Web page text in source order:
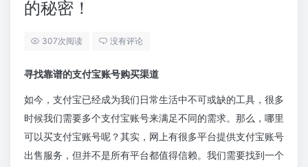
的秘密！
307次阅读 没有评论
寻找靠谱的支付宝账号购买渠道
如今，支付宝已经成为我们日常生活中不可或缺的工具，很多
时候我们需要多个支付宝账号来满足不同的需求。那么，哪里
可以买支付宝账号呢？其实，网上有很多平台提供支付宝账号
出售服务，但并不是所有平台都值得信赖。我们需要找到一个